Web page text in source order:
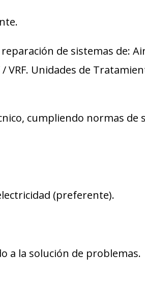
de sistemas de:
VRF. Unidades de
cumpliendo normas de
(preferente).
a la solución de problemas.